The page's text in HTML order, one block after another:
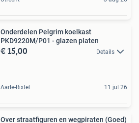
Onderdelen Pelgrim koelkast
PKD9220M/P01 - glazen platen
€ 15,00 Details
Aarle-Rixtel 11 jul 26
Over straatfiguren en wegpiraten (Goed)